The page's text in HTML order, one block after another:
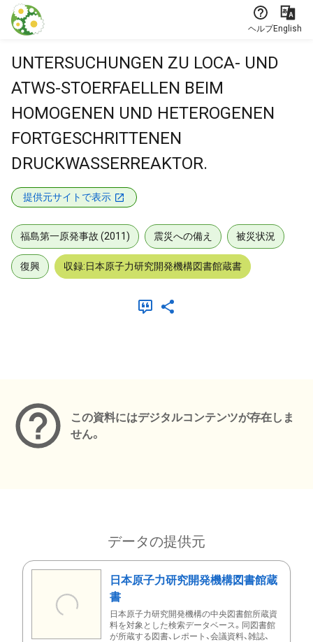
本文に飛ぶ
ヘルプEnglish
UNTERSUCHUNGEN ZU LOCA- UND
ATWS-STOERFAELLEN BEIM
HOMOGENEN UND HETEROGENEN
FORTGESCHRITTENEN
DRUCKWASSERREAKTOR.
提供元サイトで表示
福島第一原発事故 (2011) 震災への備え 被災状況
復興 収録:日本原子力研究開発機構図書館蔵書
この資料にはデジタルコンテンツが存在しま
せん。
データの提供元
日本原子力研究開発機構図書館蔵
書
日本原子力研究開発機構の中央図書館所蔵資
料を対象とした検索データベース。同図書館
が所蔵する図書、レポート、会議資料、雑誌、